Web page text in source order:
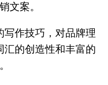
文案。
写作技巧，对品牌理
汇的创造性和丰富的